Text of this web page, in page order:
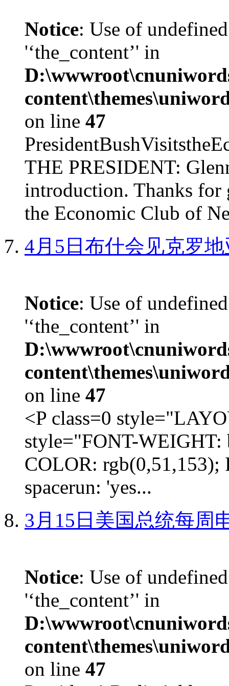
Notice: Use of
'‘the_content’' in
on line 47
THE PRESIDENT:
introduction. Thanks for
the Economic Club of
4月5日布什会见克罗
Notice: Use of
'‘the_content’' in
on line 47
<P class=0
style="FONT-
COLOR:
spacerun: 'yes...
3月15日美国总统每周
Notice: Use of
'‘the_content’' in
on line 47